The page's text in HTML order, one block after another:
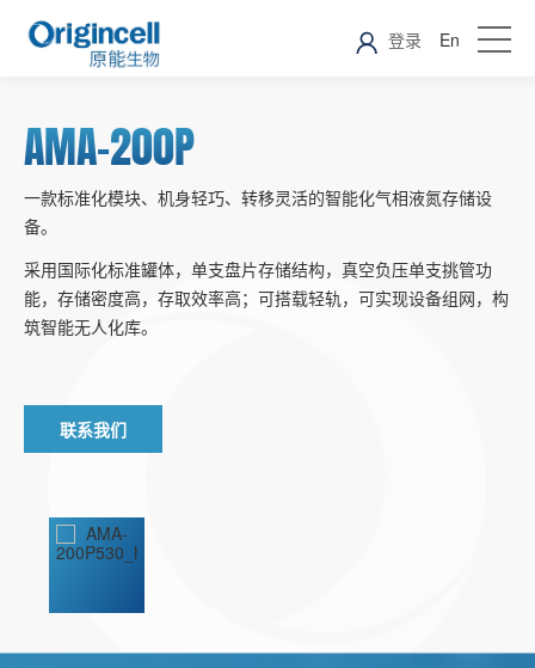
登录 En
AMA-200P
一款标准化模块、机身轻巧、转移灵活的智能化气相液氮存储设
备。
采用国际化标准罐体，单支盘片存储结构，真空负压单支挑管功
能，存储密度高，存取效率高；可搭载轻轨，可实现设备组网，构
筑智能无人化库。
联系我们